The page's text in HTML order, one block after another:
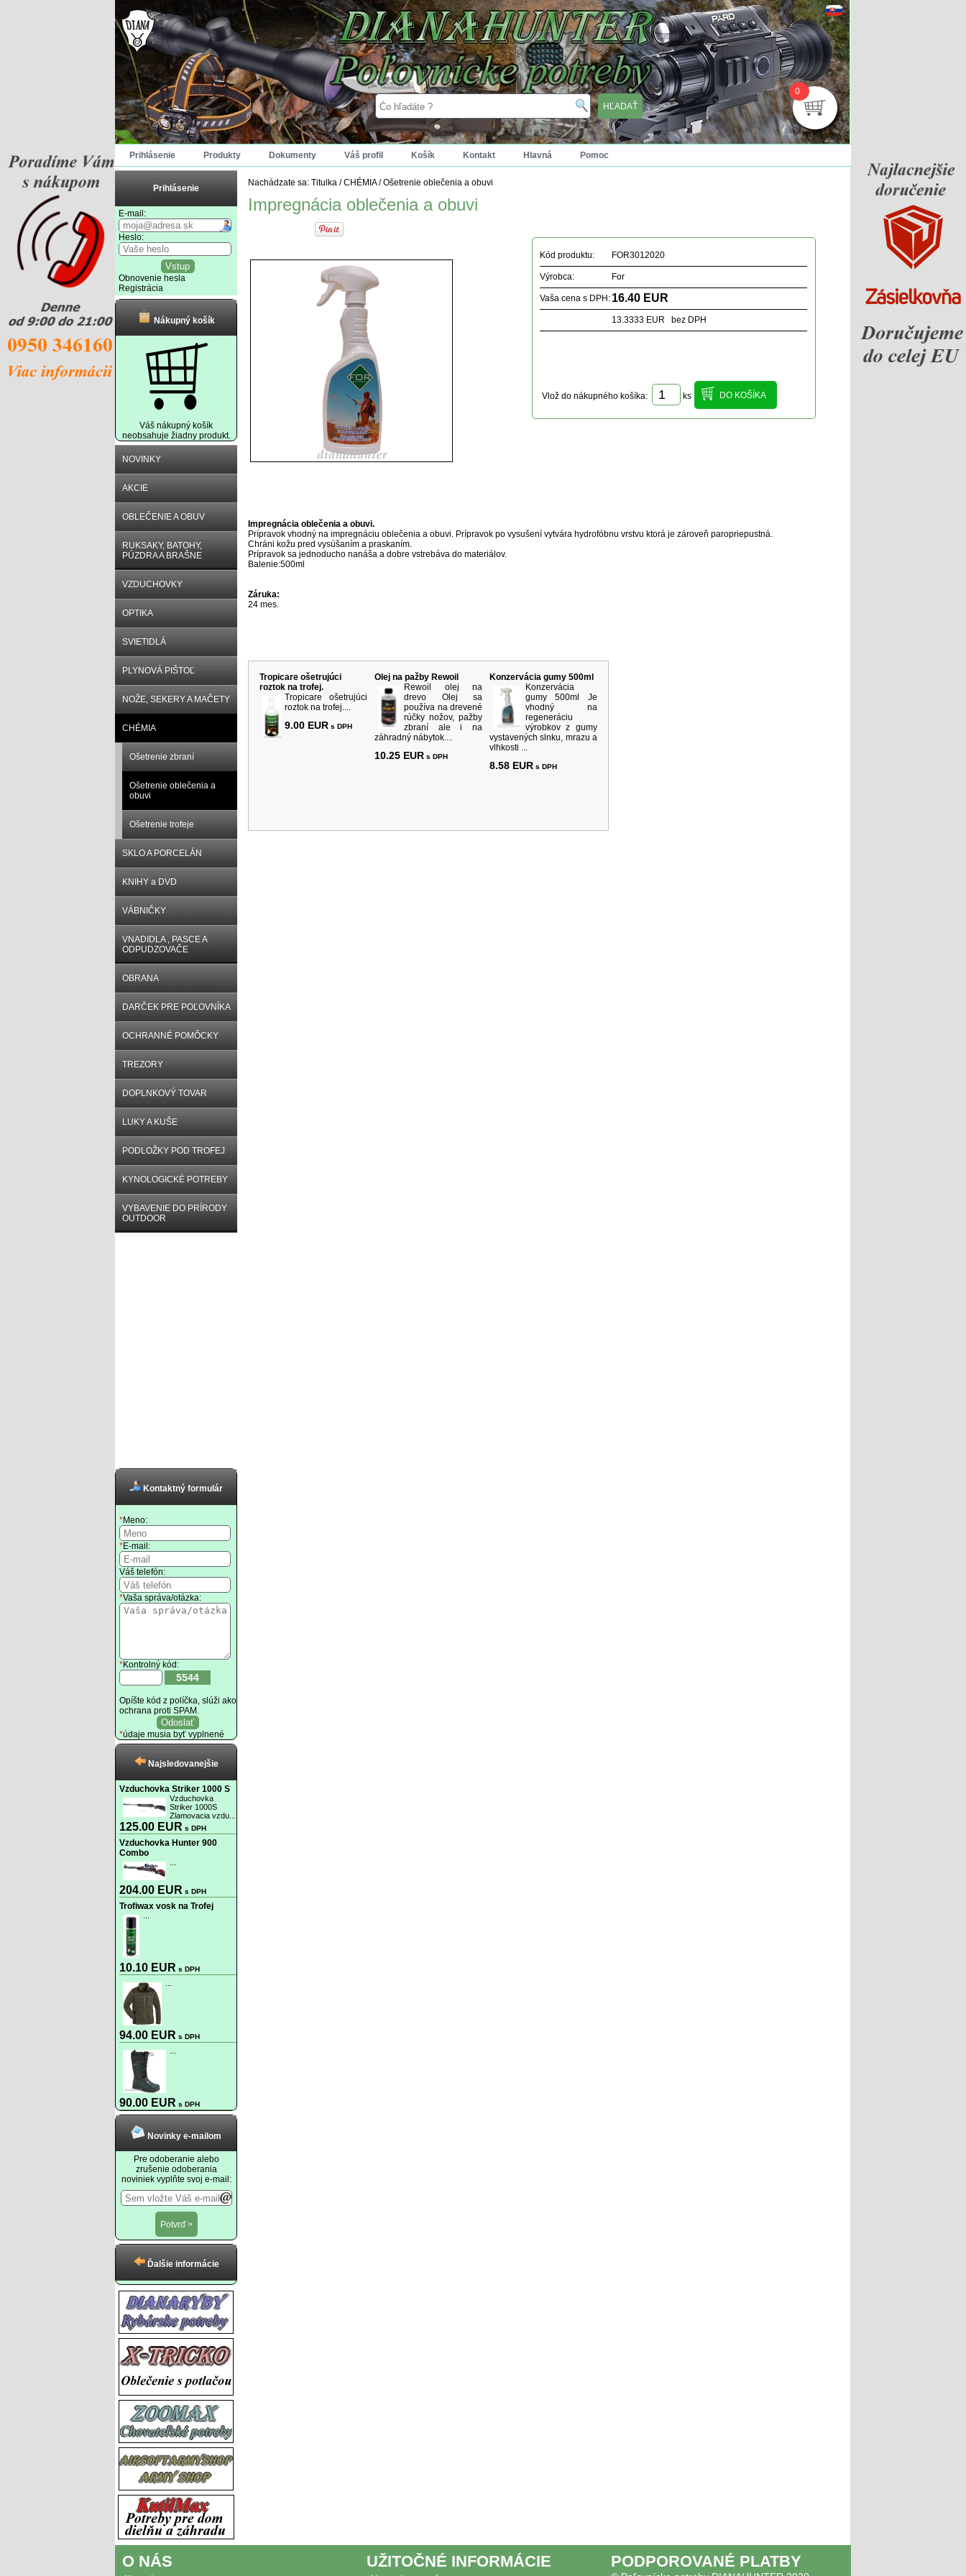
0
Prihlásenie Produkty Dokumenty Váš profil Košík Kontakt Hlavná Pomoc
Prihlásenie
E-mail:
Heslo:
Obnovenie hesla
Registrácia
Nákupný košík
Váš nákupný košík
neobsahuje žiadny produkt.
NOVINKY
AKCIE
OBLEČENIE A OBUV
RUKSAKY, BATOHY,
PÚZDRA A BRAŠNE
VZDUCHOVKY
OPTIKA
SVIETIDLÁ
PLYNOVÁ PIŠTOĽ
NOŽE, SEKERY A MAČETY
CHÉMIA
Ošetrenie zbraní
Ošetrenie oblečenia a
obuvi
Ošetrenie trofeje
SKLO A PORCELÁN
KNIHY a DVD
VÁBNIČKY
VNADIDLA , PASCE A
ODPUDZOVAČE
OBRANA
DARČEK PRE POĽOVNÍKA
OCHRANNÉ POMÔCKY
TREZORY
DOPLNKOVÝ TOVAR
LUKY A KUŠE
PODLOŽKY POD TROFEJ
KYNOLOGICKÉ POTREBY
VYBAVENIE DO PRÍRODY
OUTDOOR
Kontaktný formulár
*Meno:
*E-mail:
Váš telefón:
*Vaša správa/otázka:
*Kontrolný kód:
5544
Opíšte kód z políčka, slúži ako
ochrana proti SPAM.
*údaje musia byť vyplnené
Najsledovanejšie
Vzduchovka Striker 1000 S
Vzduchovka
Striker 1000S
Zlamovacia vzdu...
125.00 EUR s DPH
Vzduchovka Hunter 900
Combo
204.00 EUR s DPH
Trofiwax vosk na Trofej
10.10 EUR s DPH
94.00 EUR s DPH
90.00 EUR s DPH
Novinky e-mailom
Pre odoberanie alebo
zrušenie odoberania
noviniek vyplňte svoj e-mail:
Ďalšie informácie
Nachádzate sa: Titulka /CHÉMIA/Ošetrenie oblečenia a obuvi
Impregnácia oblečenia a obuvi
Kód produktu: FOR3012020
Výrobca: For
Vaša cena s DPH: 16.40 EUR
13.3333 EUR bez DPH
Vlož do nákupného košíka: ks
Impregnácia oblečenia a obuvi.
Prípravok vhodný na impregnáciu oblečenia a obuvi. Prípravok po vysušení vytvára hydrofóbnu vrstvu ktorá je zároveň paropriepustná.
Chráni kožu pred vysúšaním a praskaním.
Prípravok sa jednoducho nanáša a dobre vstrebáva do materiálov.
Balenie:500ml
Záruka:
24 mes.
Tropicare ošetrujúci
roztok na trofej.
Tropicare ošetrujúci
roztok na trofej....
9.00 EUR s DPH
Olej na pažby Rewoil
Rewoil olej na
drevo Olej sa
používa na drevené
rúčky nožov, pažby
zbraní ale i na
záhradný nábytok....
10.25 EUR s DPH
Konzervácia gumy 500ml
Konzervácia
gumy 500ml Je
vhodný na
regeneráciu
výrobkov z gumy
vystavených slnku, mrazu a
vlhkosti ...
8.58 EUR s DPH
O NÁS UŽITOČNÉ INFORMÁCIE PODPOROVANÉ PLATBY